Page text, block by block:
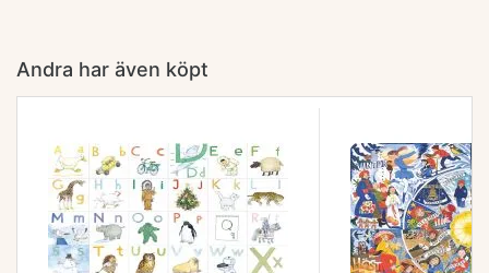
Andra har även köpt